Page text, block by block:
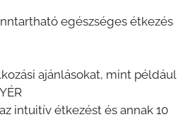
egészséges étkezés
ajánlásokat, mint például
intuitív étkezést és annak 10